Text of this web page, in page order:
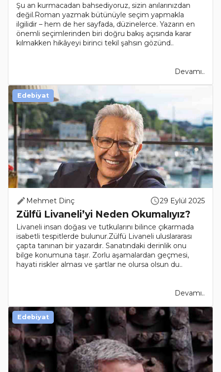
Şu an kurmacadan bahsediyoruz, sizin anılarınızdan
değil.Roman yazmak bütünüyle seçim yapmakla
ilgilidir – hem de her sayfada, düzinelerce. Yazarın en
önemli seçimlerinden biri doğru bakış açısında karar
kılmakken hikâyeyi birinci tekil şahsın gözünd..
Devamı..
Mehmet Dinç 29 Eylül 2025
Zülfü Livaneli’yi Neden Okumalıyız?
Livaneli insan doğası ve tutkularını bilince çıkarmada
isabetli tespitlerde bulunur.Zülfü Livaneli uluslararası
çapta tanınan bir yazardır. Sanatındaki derinlik onu
bilge konumuna taşır. Zorlu aşamalardan geçmesi,
hayati riskler alması ve şartlar ne olursa olsun du..
Devamı..
Edebiyat
Edebiyat